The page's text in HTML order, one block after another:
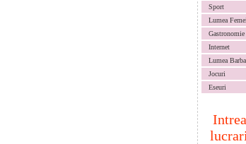
Sport
Lumea
Gastronomie
Internet
Lumea
Jocuri
Eseuri